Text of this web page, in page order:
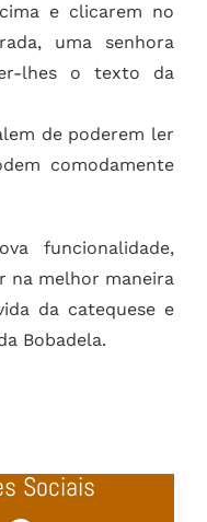
e clicarem no
uma senhora
lhes o texto da
de poderem ler
comodamente
funcionalidade,
na melhor maneira
da catequese e
Bobadela.
Sociais